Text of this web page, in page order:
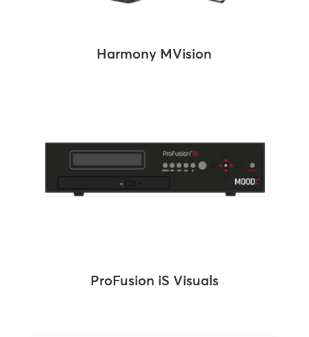
Harmony MVision
ProFusion iS Visuals